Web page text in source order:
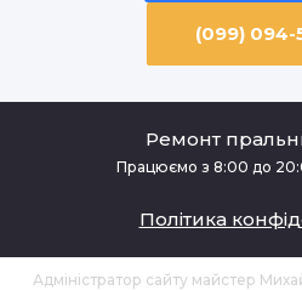
(099) 094-
Ремонт
Працюємо з 8:00 до
Політика
Адміністратор сайту майстер